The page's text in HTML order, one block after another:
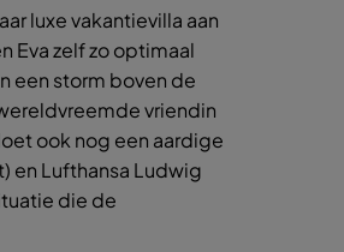
luxe vakantievilla aan
Eva zelf zo optimaal
een storm boven de
vriendin
ook nog een aardige
en Lufthansa Ludwig
die de